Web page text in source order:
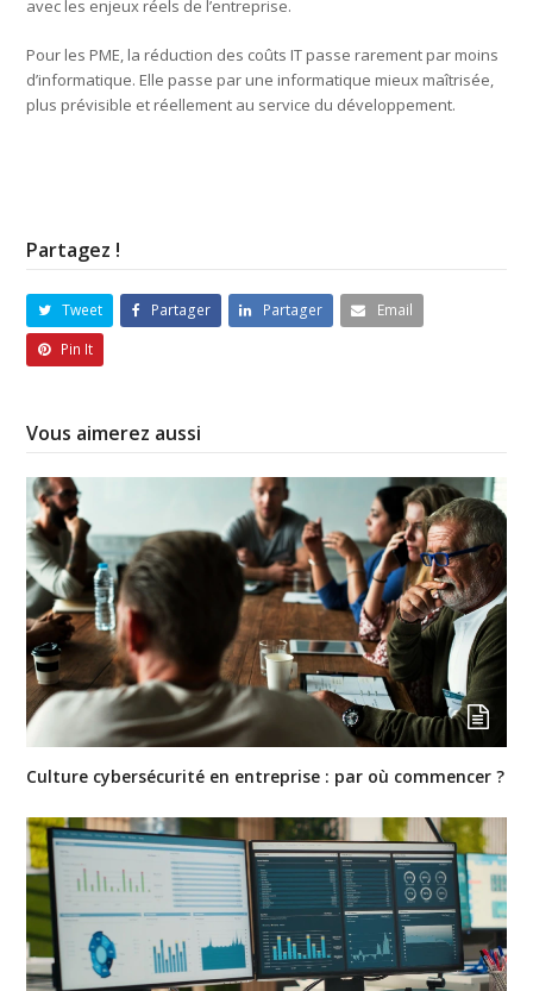
avec les enjeux réels de l’entreprise.
Pour les PME, la réduction des coûts IT passe rarement par moins
d’informatique. Elle passe par une informatique mieux maîtrisée,
plus prévisible et réellement au service du développement.
Partagez !
Tweet Partager Partager
Email
Pin It
Vous aimerez aussi
Culture cybersécurité en entreprise : par où commencer ?